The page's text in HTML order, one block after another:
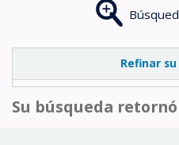
Refinar
Su búsqueda